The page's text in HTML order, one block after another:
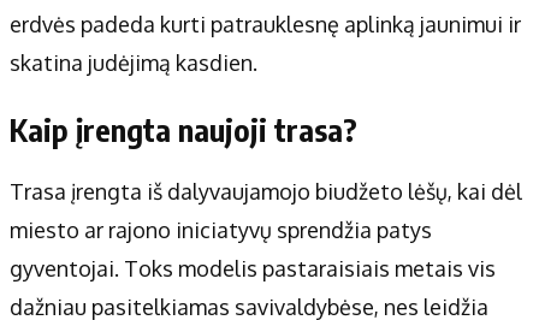
erdvės padeda kurti patrauklesnę aplinką jaunimui ir
skatina judėjimą kasdien.
Kaip įrengta naujoji trasa?
Trasa įrengta iš dalyvaujamojo biudžeto lėšų, kai dėl
miesto ar rajono iniciatyvų sprendžia patys
gyventojai. Toks modelis pastaraisiais metais vis
dažniau pasitelkiamas savivaldybėse, nes leidžia